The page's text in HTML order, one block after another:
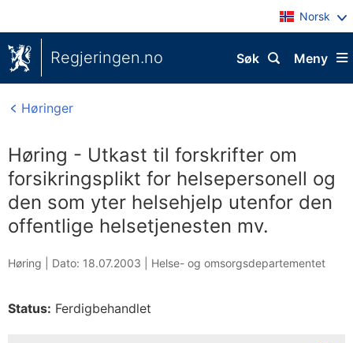
Norsk
Regjeringen.no Meny
Søk
Høringer
Høring - Utkast til forskrifter om
forsikringsplikt for helsepersonell og
den som yter helsehjelp utenfor den
offentlige helsetjenesten mv.
Høring | Dato: 18.07.2003 Helse- og omsorgsdepartementet
Status: Ferdigbehandlet